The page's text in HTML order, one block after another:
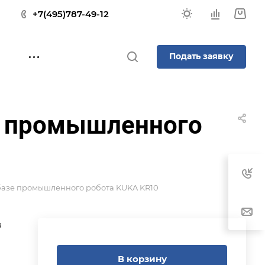
+7(495)787-49-12
Подать заявку
промышленного
промышленного робота KUKA KR10
В корзину